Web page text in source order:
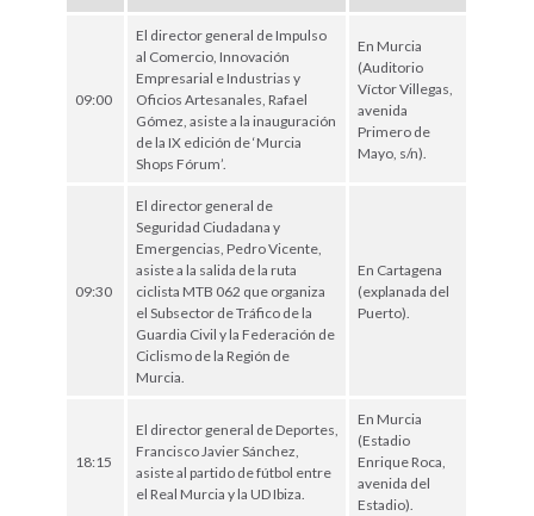
09:00
El director general de Impulso
al Comercio, Innovación
Empresarial e Industrias y
Oficios Artesanales, Rafael
Gómez, asiste a la inauguración
de la IX edición de ‘Murcia
Shops Fórum’.
En Murcia
(Auditorio
Víctor Villegas,
avenida
Primero de
Mayo, s/n).
09:30
El director general de
Seguridad Ciudadana y
Emergencias, Pedro Vicente,
asiste a la salida de la ruta
ciclista MTB 062 que organiza
el Subsector de Tráfico de la
Guardia Civil y la Federación de
Ciclismo de la Región de
Murcia.
En Cartagena
(explanada del
Puerto).
18:15
El director general de Deportes,
Francisco Javier Sánchez,
asiste al partido de fútbol entre
el Real Murcia y la UD Ibiza.
En Murcia
(Estadio
Enrique Roca,
avenida del
Estadio).